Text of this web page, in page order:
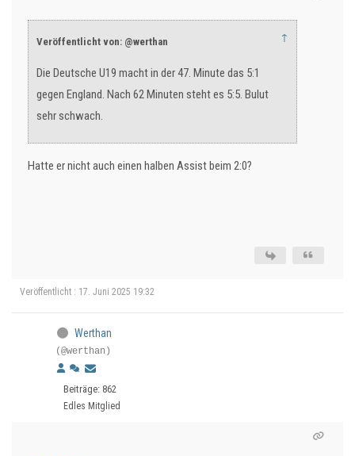
Veröffentlicht von: @werthan ↑
Die Deutsche U19 macht in der 47. Minute das 5:1
gegen England. Nach 62 Minuten steht es 5:5. Bulut
sehr schwach.
Hatte er nicht auch einen halben Assist beim 2:0?
Veröffentlicht : 17. Juni 2025 19:32
Werthan
(@werthan)
Beiträge: 862
Edles Mitglied